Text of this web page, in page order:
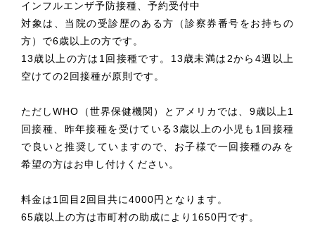
インフルエンザ予防接種、予約受付中
対象は、当院の受診歴のある方（診察券番号をお持ちの
方）で6歳以上の方です。
13歳以上の方は1回接種です。13歳未満は2から4週以上
空けての2回接種が原則です。
ただしWHO（世界保健機関）とアメリカでは、9歳以上1
回接種、昨年接種を受けている3歳以上の小児も1回接種
で良いと推奨していますので、お子様で一回接種のみを
希望の方はお申し付けください。
料金は1回目2回目共に4000円となります。
65歳以上の方は市町村の助成により1650円です。